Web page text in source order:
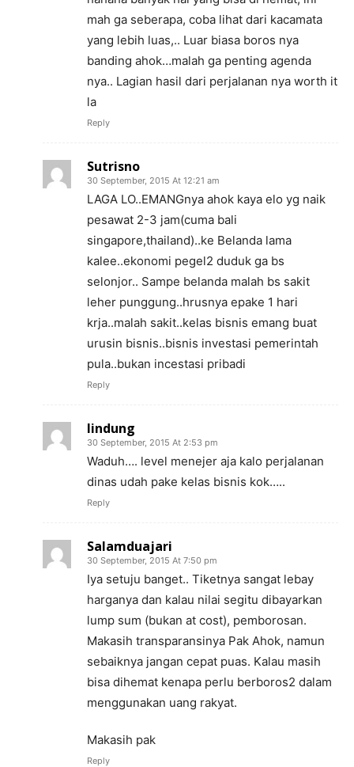
mah ga seberapa, coba lihat dari kacamata
yang lebih luas,.. Luar biasa boros nya
banding ahok…malah ga penting agenda
nya.. Lagian hasil dari perjalanan nya worth it
la
Reply
Sutrisno
30 September, 2015 At 12:21 am
LAGA LO..EMANGnya ahok kaya elo yg naik
pesawat 2-3 jam(cuma bali
singapore,thailand)..ke Belanda lama
kalee..ekonomi pegel2 duduk ga bs
selonjor.. Sampe belanda malah bs sakit
leher punggung..hrusnya epake 1 hari
krja..malah sakit..kelas bisnis emang buat
urusin bisnis..bisnis investasi pemerintah
pula..bukan incestasi pribadi
Reply
lindung
30 September, 2015 At 2:53 pm
Waduh…. level menejer aja kalo perjalanan
dinas udah pake kelas bisnis kok…..
Reply
Salamduajari
30 September, 2015 At 7:50 pm
Iya setuju banget.. Tiketnya sangat lebay
harganya dan kalau nilai segitu dibayarkan
lump sum (bukan at cost), pemborosan.
Makasih transparansinya Pak Ahok, namun
sebaiknya jangan cepat puas. Kalau masih
bisa dihemat kenapa perlu berboros2 dalam
menggunakan uang rakyat.
Makasih pak
Reply